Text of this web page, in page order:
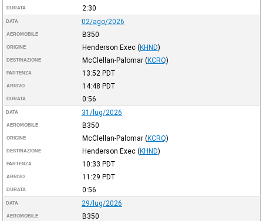
DURATA 2:30
DATA 02/ago/2026
AEROMOBILE B350
ORIGINE Henderson Exec (KHND)
DESTINAZIONE McClellan-Palomar (KCRQ)
PARTENZA 13:52 PDT
ARRIVO 14:48 PDT
DURATA 0:56
DATA 31/lug/2026
AEROMOBILE B350
ORIGINE McClellan-Palomar (KCRQ)
DESTINAZIONE Henderson Exec (KHND)
PARTENZA 10:33 PDT
ARRIVO 11:29 PDT
DURATA 0:56
DATA 29/lug/2026
AEROMOBILE B350